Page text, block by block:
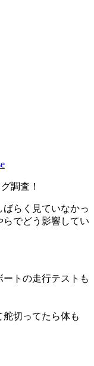
調査！
らく見ていなかっ
でどう影響してい
トの走行テストも
切ってたら体も